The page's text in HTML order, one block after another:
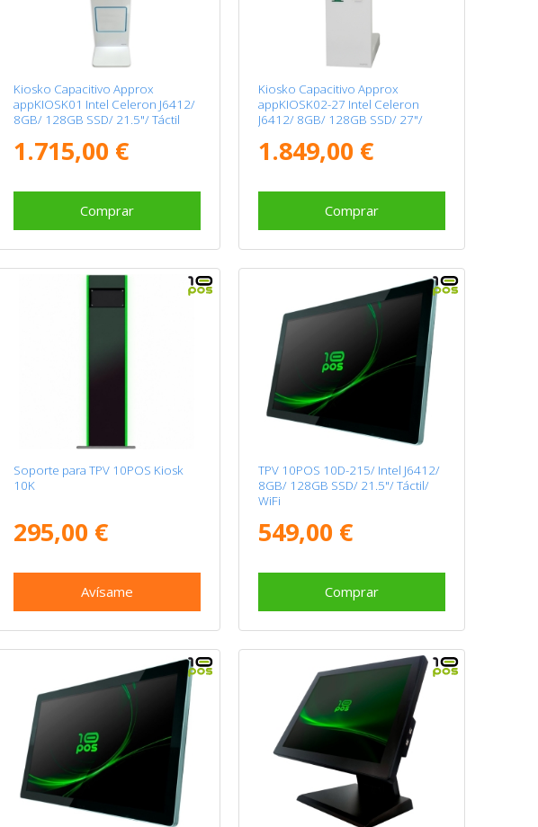
Kiosko Capacitivo Approx
appKIOSK01 Intel Celeron J6412/
8GB/ 128GB SSD/ 21.5"/ Táctil
1.715,00 €
Comprar
Kiosko Capacitivo Approx
appKIOSK02-27 Intel Celeron
J6412/ 8GB/ 128GB SSD/ 27"/
1.849,00 €
Comprar
Soporte para TPV 10POS Kiosk
10K
295,00 €
Avísame
TPV 10POS 10D-215/ Intel J6412/
8GB/ 128GB SSD/ 21.5"/ Táctil/
WiFi
549,00 €
Comprar